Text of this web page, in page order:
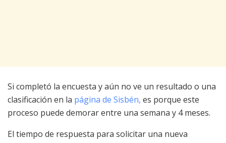
Si completó la encuesta y aún no ve un resultado o una
clasificación en la página de Sisbén, es porque este
proceso puede demorar entre una semana y 4 meses.
El tiempo de respuesta para solicitar una nueva